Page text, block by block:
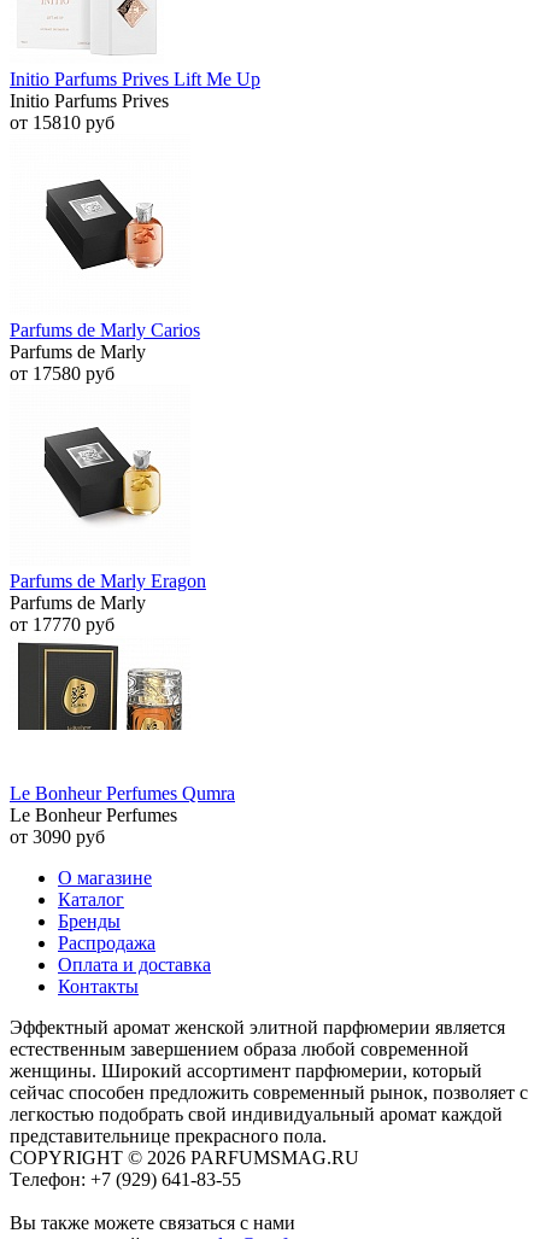
Initio Parfums Prives Lift Me Up
Initio Parfums Prives
от 15810 руб
Parfums de Marly Carios
Parfums de Marly
от 17580 руб
Parfums de Marly Eragon
Parfums de Marly
от 17770 руб
Le Bonheur Perfumes Qumra
Le Bonheur Perfumes
от 3090 руб
О магазине
Каталог
Бренды
Распродажа
Оплата и доставка
Контакты
Эффектный аромат женской элитной парфюмерии является
естественным завершением образа любой современной
женщины. Широкий ассортимент парфюмерии, который
сейчас способен предложить современный рынок, позволяет с
легкостью подобрать свой индивидуальный аромат каждой
представительнице прекрасного пола.
COPYRIGHT © 2026 PARFUMSMAG.RU
Tелефон: +7 (929) 641-83-55
Вы также можете связаться с нами